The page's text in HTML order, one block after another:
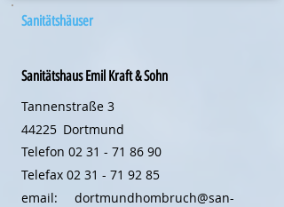
Sanitätshäuser
Sanitätshaus Emil Kraft & Sohn
Tannenstraße 3
44225 Dortmund
Telefon 02 31 - 71 86 90
Telefax 02 31 - 71 92 85
email:
dortmundhombruch@san-